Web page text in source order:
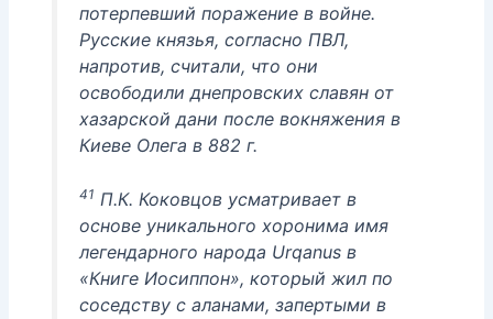
потерпевший поражение в войне.
Русские князья, согласно ПВЛ,
напротив, считали, что они
освободили днепровских славян от
хазарской дани после вокняжения в
Киеве Олега в 882 г.
41 П.К. Коковцов усматривает в
основе уникального хоронима имя
легендарного народа Urqanus в
«Книге Иосиппон», который жил по
соседству с аланами, запертыми в